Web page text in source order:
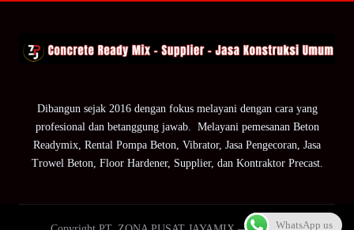
Dibangun sejak 2016 dengan fokus melayani dengan cara yang
profesional dan betanggung jawab. Melayani pemesanan Beton
Readymix, Rental Pompa Beton, Vibrator, Jasa Pengecoran, Jasa
Trowel Beton, Floor Hardener, Supplier, dan Kontraktor Precast.
WhatsApp us